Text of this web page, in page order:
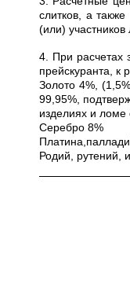
слитков, а
(или)
4. При расчетах
прейскуранта, к
Золото 4%,
99,95%,
изделиях и
Серебро 8%
Родий, рутений,